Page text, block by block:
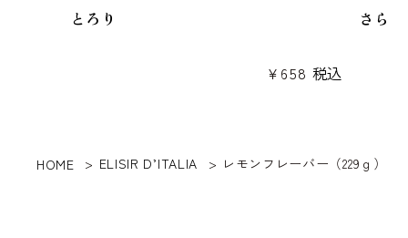
とろり
¥ 658 税込
さらり
HOME ELISIR D’ITALIA レモンフレーバー（229ｇ）